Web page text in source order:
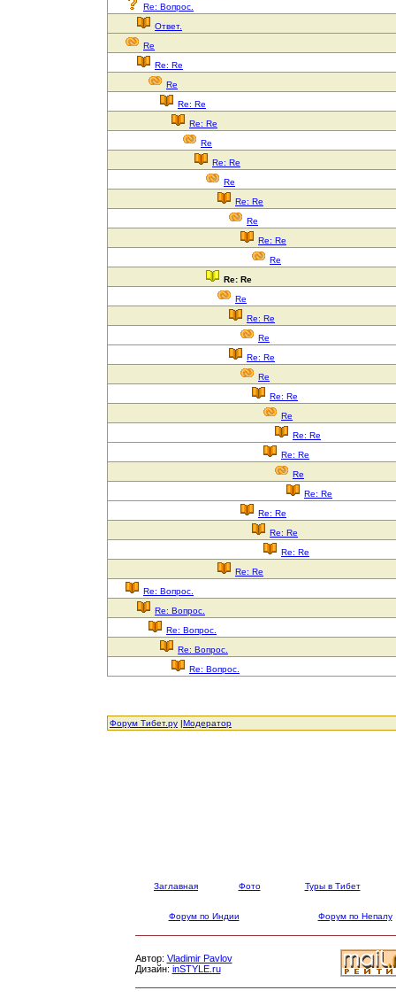
Re: Вопрос.
Ответ.
Re
Re: Re
Re
Re: Re
Re: Re
Re
Re: Re
Re
Re: Re
Re
Re: Re
Re
Re: Re
Re
Re: Re
Re
Re: Re
Re
Re: Re
Re
Re: Re
Re: Re
Re
Re: Re
Re: Re
Re: Re
Re: Re
Re: Re
Re: Вопрос.
Re: Вопрос.
Re: Вопрос.
Re: Вопрос.
Re: Вопрос.
Форум Тибет.ру |Модератор
Заглавная Фото Туры в Тибет
Форум по Индии Форум по Непалу
Автор: Vladimir Pavlov
Дизайн: inSTYLE.ru